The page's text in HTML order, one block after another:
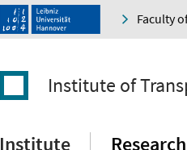
Faculty
Institute of
Institute Research